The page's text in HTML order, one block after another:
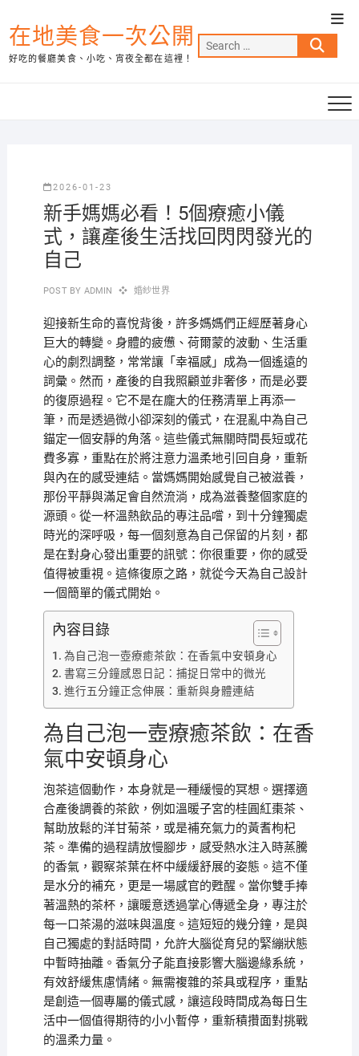
to
content
在地美食一次公開
好吃的餐廳美食、小吃、宵夜全都在這裡！
Search
…
2026-01-23
新手媽媽必看！5個療癒小儀
式，讓產後生活找回閃閃發光的
自己
POST BY ADMIN 婚紗世界
迎接新生命的喜悅背後，許多媽媽們正經歷著身心
巨大的轉變。身體的疲憊、荷爾蒙的波動、生活重
心的劇烈調整，常常讓「幸福感」成為一個遙遠的
詞彙。然而，產後的自我照顧並非奢侈，而是必要
的復原過程。它不是在龐大的任務清單上再添一
筆，而是透過微小卻深刻的儀式，在混亂中為自己
錨定一個安靜的角落。這些儀式無關時間長短或花
費多寡，重點在於將注意力溫柔地引回自身，重新
與內在的感受連結。當媽媽開始感覺自己被滋養，
那份平靜與滿足會自然流淌，成為滋養整個家庭的
源頭。從一杯溫熱飲品的專注品嚐，到十分鐘獨處
時光的深呼吸，每一個刻意為自己保留的片刻，都
是在對身心發出重要的訊號：你很重要，你的感受
值得被重視。這條復原之路，就從今天為自己設計
一個簡單的儀式開始。
內容目錄
為自己泡一壺療癒茶飲：在香氣中安頓身心
書寫三分鐘感恩日記：捕捉日常中的微光
進行五分鐘正念伸展：重新與身體連結
為自己泡一壺療癒茶飲：在香
氣中安頓身心
泡茶這個動作，本身就是一種緩慢的冥想。選擇適
合產後調養的茶飲，例如溫暖子宮的桂圓紅棗茶、
幫助放鬆的洋甘菊茶，或是補充氣力的黃耆枸杞
茶。準備的過程請放慢腳步，感受熱水注入時蒸騰
的香氣，觀察茶葉在杯中緩緩舒展的姿態。這不僅
是水分的補充，更是一場感官的甦醒。當你雙手捧
著溫熱的茶杯，讓暖意透過掌心傳遞全身，專注於
每一口茶湯的滋味與溫度。這短短的幾分鐘，是與
自己獨處的對話時間，允許大腦從育兒的緊繃狀態
中暫時抽離。香氣分子能直接影響大腦邊緣系統，
有效舒緩焦慮情緒。無需複雜的茶具或程序，重點
是創造一個專屬的儀式感，讓這段時間成為每日生
活中一個值得期待的小小暫停，重新積攢面對挑戰
的溫柔力量。